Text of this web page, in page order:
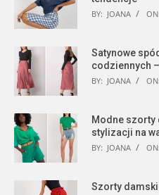
BY: JOANA ON:
Satynowe
codziennych
BY: JOANA ON:
Modne szorty
stylizacji na
BY: JOANA ON:
Szorty